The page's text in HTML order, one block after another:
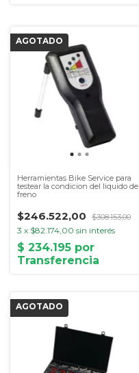
Herramientas Bike Service para
testear la condicion del liquido de
freno
$246.522,00 $308.153,00
3 x $82.174,00 sin interés